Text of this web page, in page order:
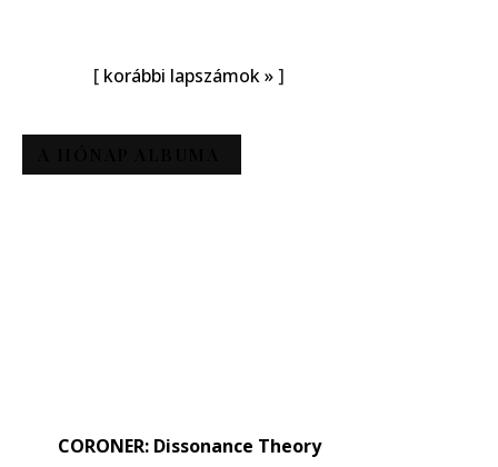
[ korábbi lapszámok »]
CORONER: Dissonance Theory